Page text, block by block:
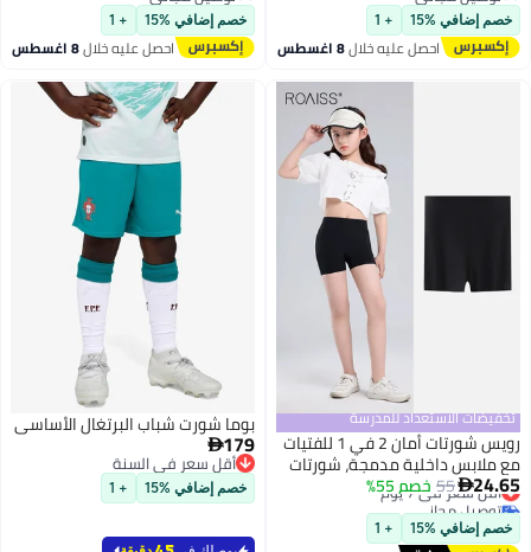
توصيل مجاني
خصم إضافي %15 + 1
احصل عليه خلال8 اغسطس
توصيل مجاني
خصم إضافي %15 + 1
احصل عليه خلال8 اغسطس
تخفيضات الاستعداد للمدرسة
رويس شورتات أمان 2 في 1 للفتيات
مع ملابس داخلية مدمجة، شورتات
ركوب الدراجات المصنوعة من نسيج
المودال بدون خياطة، شورتات
داخلية بخصر عالٍ ومضادة للبكتيريا
24.65
55 خصم 55%أقل سعر في 7 يوم
توصيل مجاني
أقل سعر في 7 يوم
خصم إضافي %15 + 1
بوما شورت شباب البرتغال الأساسي
179
أقل سعر في السنة
أقل سعر في السنة
خصم إضافي %15 + 1